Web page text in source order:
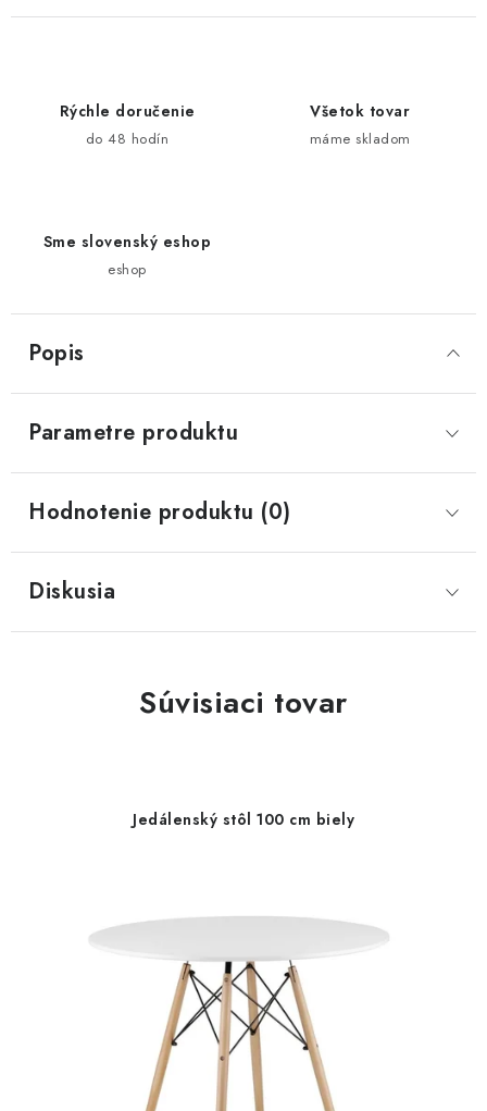
Rýchle doručenie
do 48 hodín
Všetok tovar
máme skladom
Sme slovenský eshop
eshop
Popis
Parametre produktu
Hodnotenie produktu (0)
Diskusia
Súvisiaci tovar
Jedálenský stôl 100 cm biely